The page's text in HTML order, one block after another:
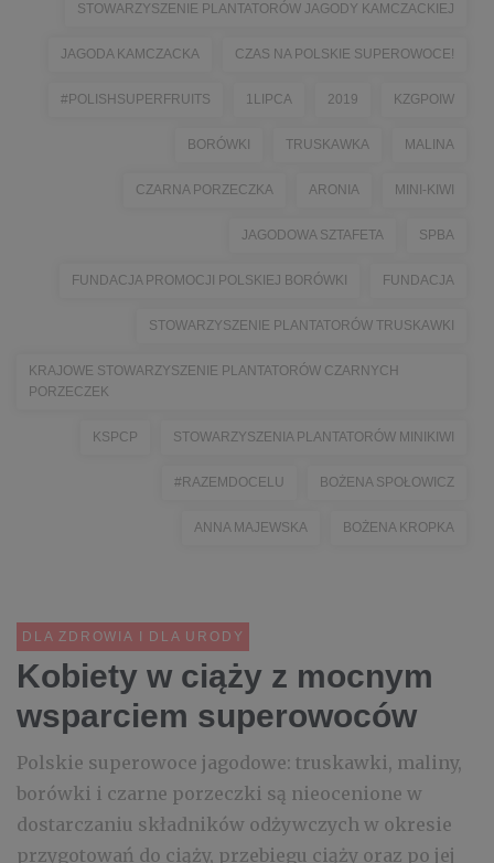
STOWARZYSZENIE PLANTATORÓW JAGODY KAMCZACKIEJ
JAGODA KAMCZACKA CZAS NA POLSKIE SUPEROWOCE!
#POLISHSUPERFRUITS 1LIPCA 2019 KZGPOIW
BORÓWKI TRUSKAWKA MALINA
CZARNA PORZECZKA ARONIA MINI-KIWI
JAGODOWA SZTAFETA SPBA
FUNDACJA PROMOCJI POLSKIEJ BORÓWKI FUNDACJA
STOWARZYSZENIE PLANTATORÓW TRUSKAWKI
KRAJOWE STOWARZYSZENIE PLANTATORÓW CZARNYCH
PORZECZEK
KSPCP STOWARZYSZENIA PLANTATORÓW MINIKIWI
#RAZEMDOCELU BOŻENA SPOŁOWICZ
ANNA MAJEWSKA BOŻENA KROPKA
DLA ZDROWIA I DLA URODY
Kobiety w ciąży z mocnym
wsparciem superowoców
Polskie superowoce jagodowe: truskawki, maliny,
borówki i czarne porzeczki są nieocenione w
dostarczaniu składników odżywczych w okresie
przygotowań do ciąży, przebiegu ciąży oraz po jej